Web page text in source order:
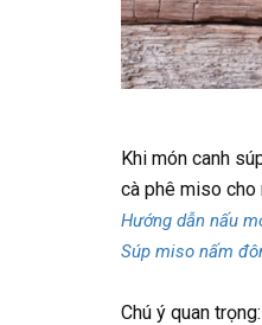
Khi món canh
cà phê miso cho
Hướng dẫn nấu
Súp miso nấm
Chú ý quan